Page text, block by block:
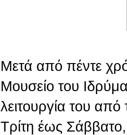
Μετά από πέντε
Μουσείο του
λειτουργία του
Τρίτη έως